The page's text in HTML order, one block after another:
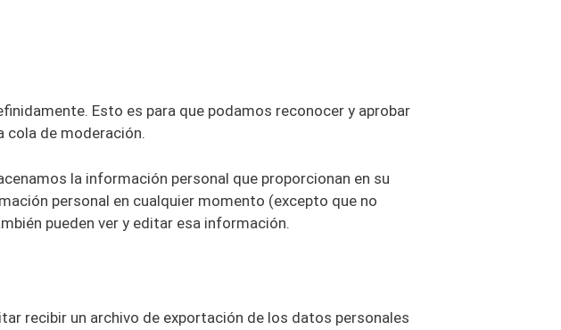
Esto es para que podamos reconocer y aprobar
cola de moderación.
la información personal que proporcionan en su
personal en cualquier momento (excepto que no
pueden ver y editar esa información.
recibir un archivo de exportación de los datos personales